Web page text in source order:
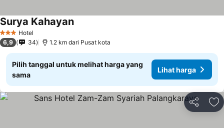
3 BintangHotel
Surya Kahayan
6,9 34 1.2 km dari Pusat kota
Pilih tanggal untuk melihat harga yang
sama
Lihat harga
Bagikan